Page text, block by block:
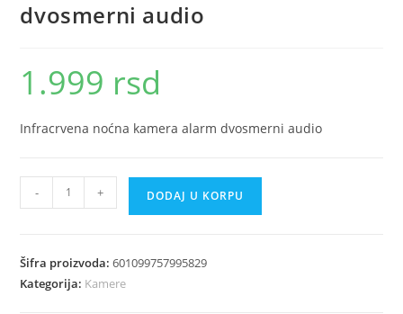
dvosmerni audio
1.999 rsd
Infracrvena noćna kamera alarm dvosmerni audio
Infracrvena
nocna
alarm
dvosmerni
- + DODAJ U KORPU
Šifra proizvoda:601099757995829
Kategorija: Kamere